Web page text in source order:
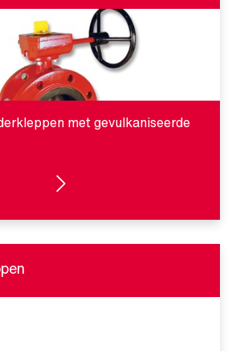
met gevulkaniseerde
BEKIJK PRODUCTEN